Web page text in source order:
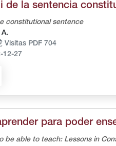
de la sentencia
constitutional sentence
Visitas PDF 704
12-27
para poder
be able to teach: Lessons in